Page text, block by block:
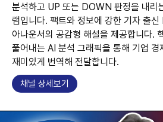
분석하고 UP 또는 DOWN 판정을 내리
램입니다. 팩트와 정보에 강한 기자 출
아나운서의 공감형 해설을 제공합니다.
풀어내는 AI 분석 그래픽을 통해 기업 경
재미있게 번역해 전달합니다.
채널 상세보기